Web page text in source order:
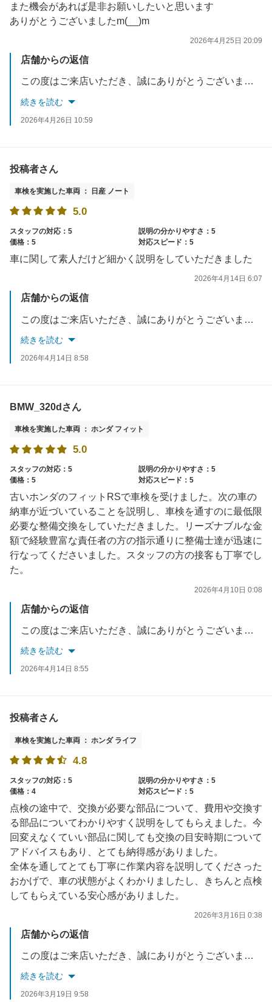
また機会があれば是非お願いしたいと思います
ありがとうございましたm(__)m
2026年4月25日 20:09
店舗からの返信
この度はご来店いただき、誠にありがとうございました。ご満足して頂き大変光栄に思います。お忙しい中メールでのご対応、ご返信ありがとうございました。1人でも多くのお客様へ安心・安全をお届けできるよう、接客サービスを続けて参ります。またのお越しをお待ちしております。
続きを読む
2026年4月26日 10:59
投稿者さん
車検を実施した車両 ： 日産 ノート
5.0
スタッフの対応：5
説明の分かりやすさ：5
価格：5
対応スピード：5
車に関して素人だけど細かく説明をしていただきました
2026年4月14日 6:07
店舗からの返信
この度はご来店いただき、誠にありがとうございました。ご満足して頂き大変光栄に思います。どのお客様へも分かりやすい説明と、安心・安全がお届けできるよう努めております。信頼して頂くことを重点に、これからも丁寧な対応を続けたくさんのお客様へ信頼していただけるよう精進いたします。またのお越しをお待ちしております。
続きを読む
2026年4月14日 8:58
BMW_320dさん
車検を実施した車両 ： ホンダ フィット
5.0
スタッフの対応：5
説明の分かりやすさ：5
価格：5
対応スピード：5
古いホンダのフィットRSで車検を受けました。次の車の
納車が近づいていることを説明し、車検を通すのに最低限
必要な整備交換をしていただきました。リーズナブルな金
額で経験豊富な責任者の方の指示通りに整備士達が迅速に
行なってくださいました。スタッフの方の接客も丁寧でし
た。
2026年4月10日 0:08
店舗からの返信
この度はご来店いただき、誠にありがとうございました。ご満足して頂き大変光栄に思います。1人1人お客様のご要望に沿ってご提案できるように、また、この先も長く乗っていただけるようご提案させていただいております。これからも丁寧な接客が他のお客様へも伝わるよう努力していきます。またのお越しをお待ちしております。
続きを読む
2026年4月14日 8:55
投稿者さん
車検を実施した車両 ： ホンダ ライフ
4.8
スタッフの対応：5
説明の分かりやすさ：5
価格：4
対応スピード：5
点検の途中で、交換が必要な部品について、費用や交換す
る部品についてわかりやすく説明をしてもらえました。今
回変えなくていい部品に関しても交換の目安時期について
アドバイスもあり、とても納得感がありました。
全体を通してとても丁寧に作業内容を説明してくださった
おかげで、車の状態がよくわかりましたし、きちんと点検
してもらえている安心感がありました。
2026年3月16日 0:38
店舗からの返信
この度はご来店いただき、誠にありがとうございました。ご満足して頂き大変光栄に思います。価格にもご期待にお応えできるよう、更なる進化を求めて精進して参ります。メンテナンスやその他ご相談ございましたら、是非またご利用いただければと思います。
続きを読む
2026年3月19日 9:58